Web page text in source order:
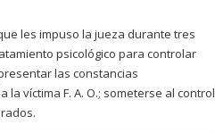
les impuso la jueza durante tres
psicológico para controlar
las constancias
víctima F. A. O.; someterse al control